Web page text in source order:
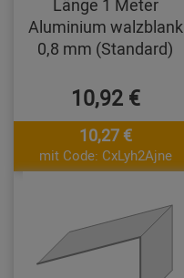
Länge 1 Meter
Aluminium walzblank
0,8 mm (Standard)
10,92 €
10,27 €
mit Code: CxLyh2Ajne